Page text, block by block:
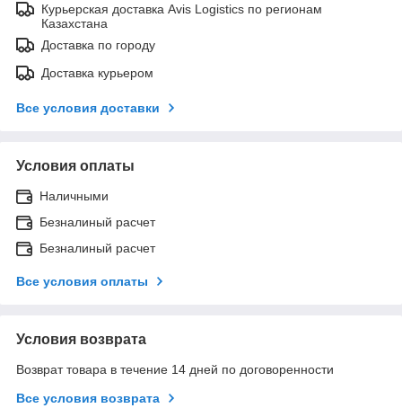
Курьерская доставка Avis Logistics по регионам
Казахстана
Доставка по городу
Доставка курьером
Все условия доставки
Условия оплаты
Наличными
Безналиный расчет
Безналиный расчет
Все условия оплаты
Условия возврата
Возврат товара в течение 14 дней по договоренности
Все условия возврата